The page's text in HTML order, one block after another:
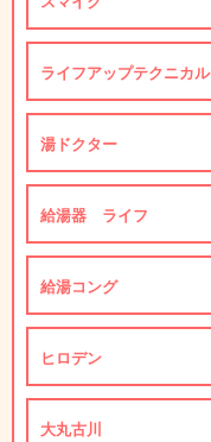
ライフアップテクニカル
湯ドクター
給湯器 ライフ
給湯コング
ヒロデン
大丸古川